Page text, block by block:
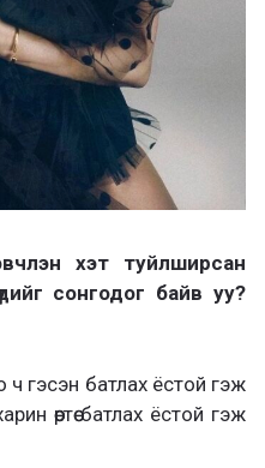
хэт туйлширсан
сонгодог байв уу?
гэсэн батлах ёстой гэж
өөртөө батлах ёстой гэж